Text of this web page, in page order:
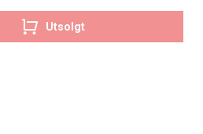
Utsolgt